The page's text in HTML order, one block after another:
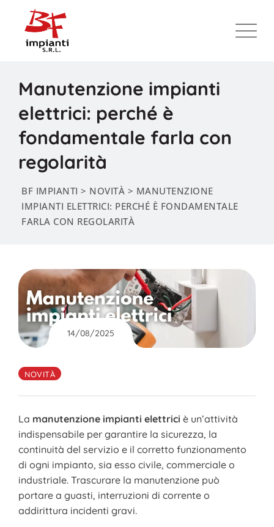
content
Manutenzione impianti
elettrici: perché è
fondamentale farla con
regolarità
BF IMPIANTI > NOVITÀ > MANUTENZIONE
IMPIANTI ELETTRICI: PERCHÉ È FONDAMENTALE
FARLA CON REGOLARITÀ
14/08/2025
NOVITÀ
La manutenzione impianti elettrici è un’attività
indispensabile per garantire la sicurezza, la
continuità del servizio e il corretto funzionamento
di ogni impianto, sia esso civile, commerciale o
industriale. Trascurare la manutenzione può
portare a guasti, interruzioni di corrente o
addirittura incidenti gravi.